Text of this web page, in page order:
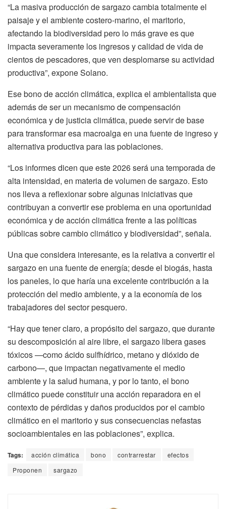
“La masiva producción de sargazo cambia totalmente el
paisaje y el ambiente costero-marino, el maritorio,
afectando la biodiversidad pero lo más grave es que
impacta severamente los ingresos y calidad de vida de
cientos de pescadores, que ven desplomarse su actividad
productiva”, expone Solano.
Ese bono de acción climática, explica el ambientalista que
además de ser un mecanismo de compensación
económica y de justicia climática, puede servir de base
para transformar esa macroalga en una fuente de ingreso y
alternativa productiva para las poblaciones.
“Los informes dicen que este 2026 será una temporada de
alta intensidad, en materia de volumen de sargazo. Esto
nos lleva a reflexionar sobre algunas iniciativas que
contribuyan a convertir ese problema en una oportunidad
económica y de acción climática frente a las políticas
públicas sobre cambio climático y biodiversidad”, señala.
Una que considera interesante, es la relativa a convertir el
sargazo en una fuente de energía; desde el biogás, hasta
los paneles, lo que haría una excelente contribución a la
protección del medio ambiente, y a la economía de los
trabajadores del sector pesquero.
“Hay que tener claro, a propósito del sargazo, que durante
su descomposición al aire libre, el sargazo libera gases
tóxicos —como ácido sulfhídrico, metano y dióxido de
carbono—, que impactan negativamente el medio
ambiente y la salud humana, y por lo tanto, el bono
climático puede constituir una acción reparadora en el
contexto de pérdidas y daños producidos por el cambio
climático en el maritorio y sus consecuencias nefastas
socioambientales en las poblaciones”, explica.
Tags: acción climática bono contrarrestar
efectos
Proponen
sargazo